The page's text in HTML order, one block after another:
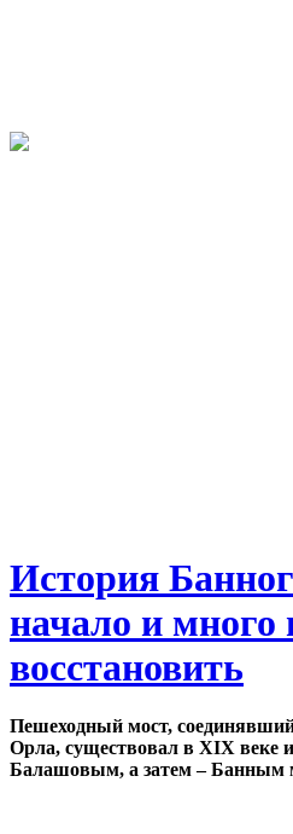
История
начало и
восстановить
Пешеходный мост,
Орла, существовал в XIX веке
Балашовым, а затем – Банным